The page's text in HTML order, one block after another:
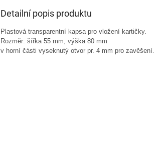
Detailní popis produktu
Plastová transparentní kapsa pro vložení kartičky.
Rozměr: šířka 55 mm, výška 80 mm
v horní části vyseknutý otvor pr. 4 mm pro zavěšení.